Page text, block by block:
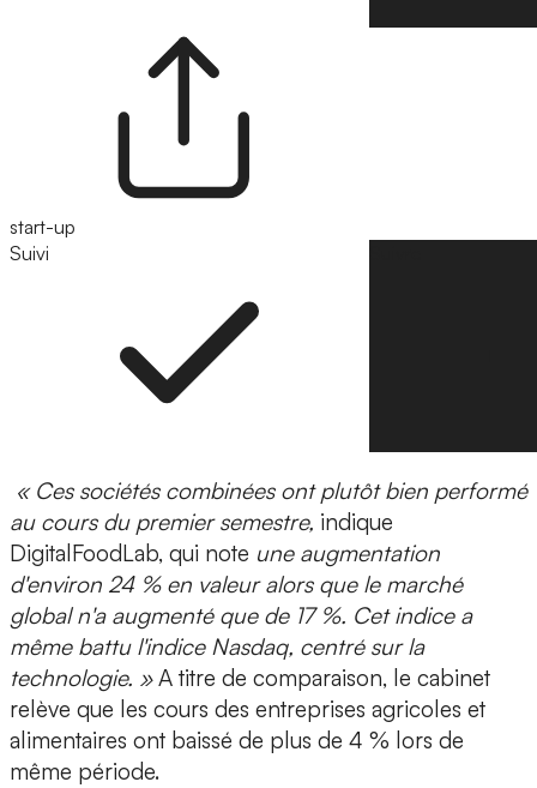
start-up
Suivi
« Ces sociétés combinées ont plutôt bien performé
au cours du premier semestre, indique
DigitalFoodLab, qui note une augmentation
d'environ 24 % en valeur alors que le marché
global n'a augmenté que de 17 %. Cet indice a
même battu l'indice Nasdaq, centré sur la
technologie. »A titre de comparaison, le cabinet
relève que les cours des entreprises agricoles et
alimentaires ont baissé de plus de 4 % lors de
même période.